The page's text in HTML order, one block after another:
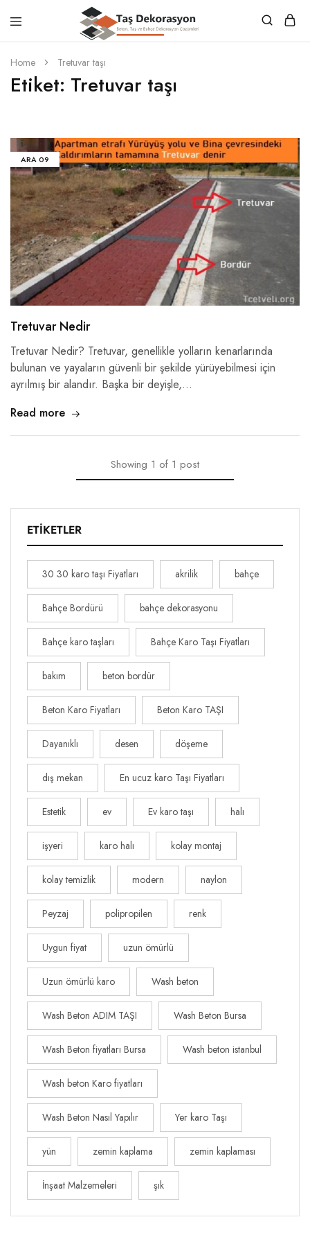
Taş
Dekorasyon
Beton,
Taş
ve
Bahçe
Dekorasyon
Home Tretuvar taşı
Etiket: Tretuvar taşı
ARA09
Tretuvar Nedir
Tretuvar Nedir? Tretuvar, genellikle yolların kenarlarında
bulunan ve yayaların güvenli bir şekilde yürüyebilmesi için
ayrılmış bir alandır. Başka bir deyişle,…
Read more
Showing 1 of 1 post
ETIKETLER
30 30 karo taşı Fiyatları akrilik bahçe
Bahçe Bordürü bahçe dekorasyonu
Bahçe karo taşları Bahçe Karo Taşı Fiyatları
bakım beton bordür
Beton Karo Fiyatları Beton Karo TAŞI
Dayanıklı desen döşeme
dış mekan En ucuz karo Taşı Fiyatları
Estetik ev Ev karo taşı halı
işyeri karo halı kolay montaj
kolay temizlik modern naylon
Peyzaj polipropilen renk
Uygun fiyat uzun ömürlü
Uzun ömürlü karo Wash beton
Wash Beton ADIM TAŞI Wash Beton Bursa
Wash Beton fiyatları Bursa Wash beton istanbul
Wash beton Karo fiyatları
Wash Beton Nasıl Yapılır Yer karo Taşı
yün zemin kaplama zemin kaplaması
İnşaat Malzemeleri şık